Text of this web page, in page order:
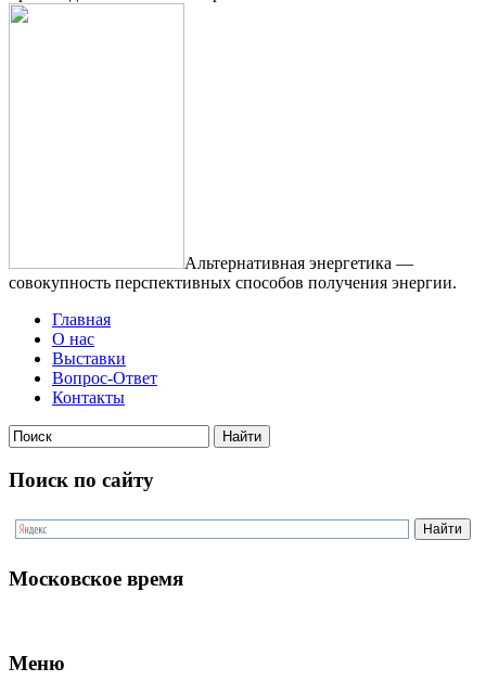
Альтернативная энергетика —
совокупность перспективных способов получения энергии.
Главная
О нас
Выставки
Вопрос-Ответ
Контакты
Поиск по сайту
Московское время
Меню